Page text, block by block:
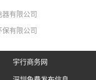
有限公司
保有限公司
宇行商务网